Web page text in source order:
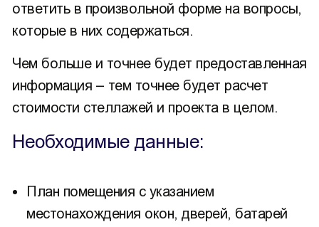
ответить в произвольной форме на вопросы,
которые в них содержаться.
Чем больше и точнее будет предоставленная
информация – тем точнее будет расчет
стоимости стеллажей и проекта в целом.
Необходимые данные:
План помещения с указанием
местонахождения окон, дверей, батарей